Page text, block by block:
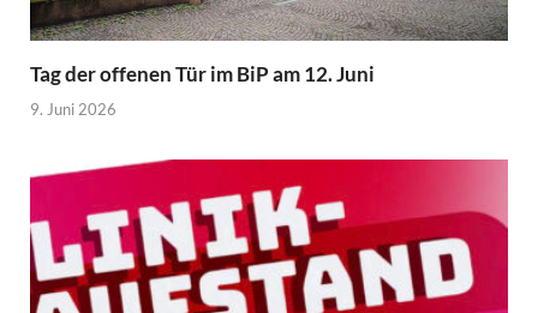
Tag der offenen Tür im BiP am 12. Juni
9. Juni 2026